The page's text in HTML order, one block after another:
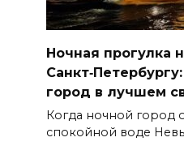
Ночная прогулка
город в лучшем
Когда ночной город
спокойной воде